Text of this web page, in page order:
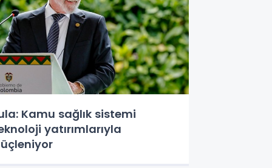
Kamu sağlık sistemi
yatırımlarıyla